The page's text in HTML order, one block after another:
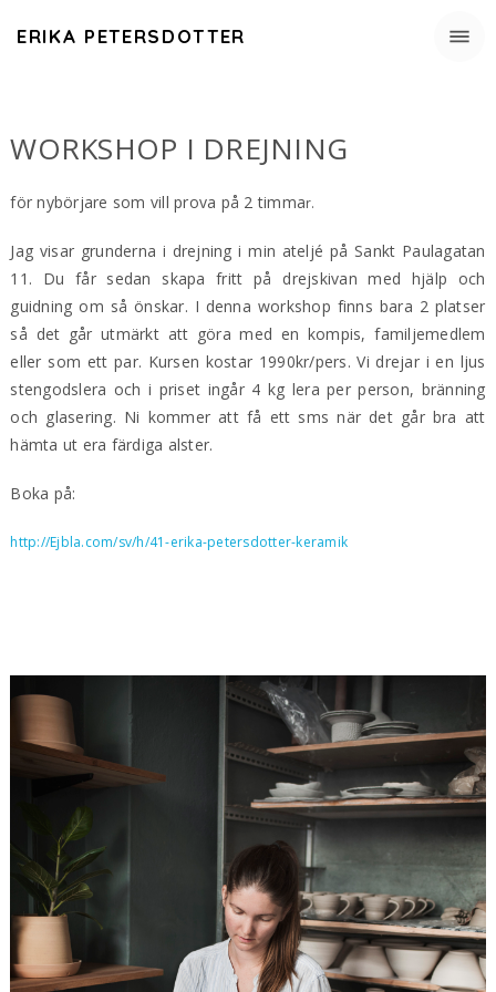
ERIKA PETERSDOTTER
WORKSHOP I DREJNING
för nybörjare som vill prova på 2 timmar.
Jag visar grunderna i drejning i min ateljé på Sankt Paulagatan
11. Du får sedan skapa fritt på drejskivan med hjälp och
guidning om så önskar. I denna workshop finns bara 2 platser
så det går utmärkt att göra med en kompis, familjemedlem
eller som ett par. Kursen kostar 1990kr/pers. Vi drejar i en ljus
stengodslera och i priset ingår 4 kg lera per person, bränning
och glasering. Ni kommer att få ett sms när det går bra att
hämta ut era färdiga alster.
Boka på:
http://Ejbla.com/sv/h/41-erika-petersdotter-keramik